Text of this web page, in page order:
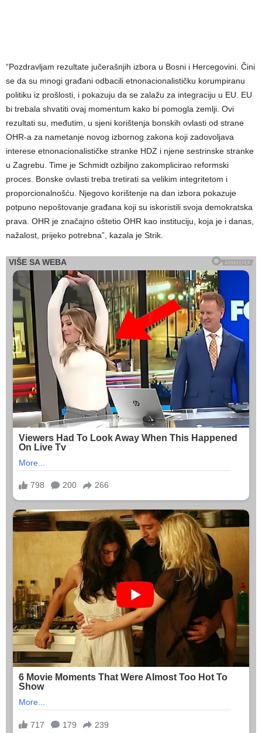
“Pozdravljam rezultate jučerašnjih izbora u Bosni i Hercegovini. Čini
se da su mnogi građani odbacili etnonacionalističku korumpiranu
politiku iz prošlosti, i pokazuju da se zalažu za integraciju u EU. EU
bi trebala shvatiti ovaj momentum kako bi pomogla zemlji. Ovi
rezultati su, međutim, u sjeni korištenja bonskih ovlasti od strane
OHR-a za nametanje novog izbornog zakona koji zadovoljava
interese etnonacionalističke stranke HDZ i njene sestrinske stranke
u Zagrebu. Time je Schmidt ozbiljno zakomplicirao reformski
proces. Bonske ovlasti treba tretirati sa velikim integritetom i
proporcionalnošću. Njegovo korištenje na dan izbora pokazuje
potpuno nepoštovanje građana koji su iskoristili svoja demokratska
prava. OHR je značajno oštetio OHR kao instituciju, koja je i danas,
nažalost, prijeko potrebna”, kazala je Strik.